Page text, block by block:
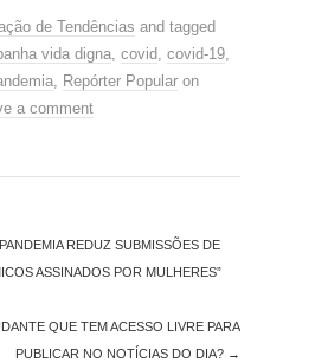
de Tendências and tagged
vida digna, covid, covid-19,
, Repórter Popular on
a comment
REDUZ SUBMISSÕES DE
ASSINADOS POR MULHERES”
QUE TEM ACESSO LIVRE PARA
PUBLICAR NO NOTÍCIAS DO DIA? →